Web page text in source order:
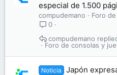
especial de 1.500
compudemano
Foro
0
Foro de consolas y
compudemano
Noticia
Japón